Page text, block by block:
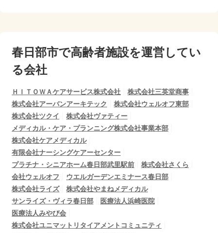
春日部市で高齢者施設を運営してい
る会社
ＨＩＴＯＷＡケアサービス株式会社
株式会社三英堂商事
株式会社アーバンアーキテック
株式会社ウェルオフ東部
株式会社ツクイ
株式会社ヴァティー
メディカル・ケア・プランニング株式会社事業本部
株式会社ケアメディカル
有限会社ナーシングケアーセンター
プラチナ・シニアホーム春日部武里駅前
株式会社さくら
会社ウェルオフ
ウエルガーデンエミナース春日部
株式会社ライズ
株式会社やまねメディカル
サンライズ・ヴィラ春日部
医療法人浜崎医院
医療法人みやび会
株式会社ユニマットリタイアメントコミュニティ